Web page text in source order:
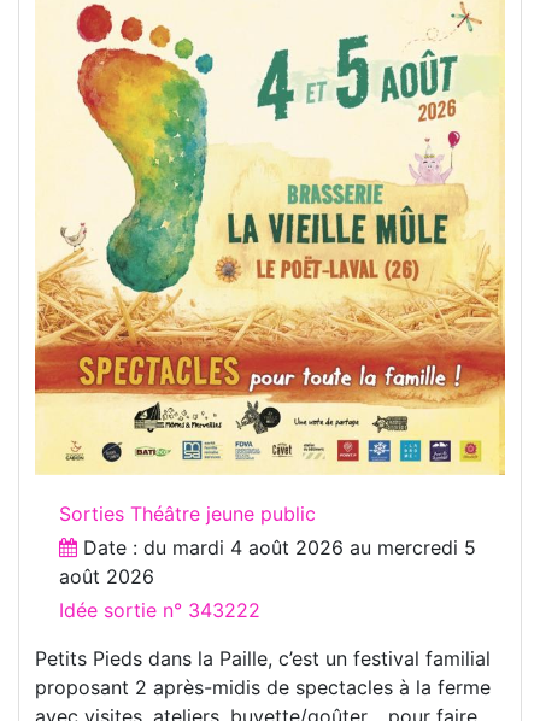
Sorties Théâtre jeune public
Date : du mardi 4 août 2026 au mercredi 5
août 2026
Idée sortie n° 343222
Petits Pieds dans la Paille, c’est un festival familial
proposant 2 après-midis de spectacles à la ferme